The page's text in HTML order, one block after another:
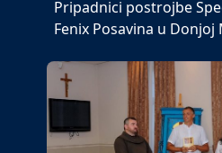
Pripadnici postrojbe
Fenix Posavina u